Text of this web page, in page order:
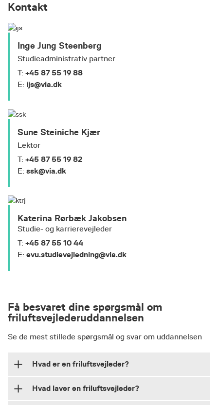
Kontakt
Inge Jung Steenberg
Studieadministrativ partner
T: +45 87 55 19 88
E: ijs@via.dk
Sune Steiniche Kjær
Lektor
T: +45 87 55 19 82
E: ssk@via.dk
Katerina Rørbæk Jakobsen
Studie- og karrierevejleder
T: +45 87 55 10 44
E: evu.studievejledning@via.dk
Få besvaret dine spørgsmål om
friluftsvejlederuddannelsen
Se de mest stillede spørgsmål og svar om uddannelsen
Hvad er en friluftsvejleder?
Som friluftsvejleder underviser og vejleder du
Hvad laver en friluftsvejleder?